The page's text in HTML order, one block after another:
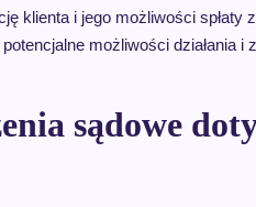
klienta i jego możliwości spłaty
możliwości działania i
sądowe